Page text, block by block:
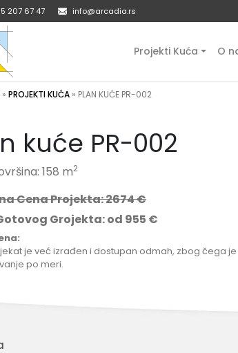
207 67 47 info@arcadia.rs
Projekti Kuća O
» PROJEKTI KUĆA » PLAN KUĆE PR-002
kuće PR-002
158 m2
Cena Projekta: 2674 €
Grojekta: od 955 €
je već izrađen i dostupan odmah, zbog čega
po meri.